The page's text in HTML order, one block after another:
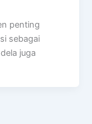
penting
sebagai
juga